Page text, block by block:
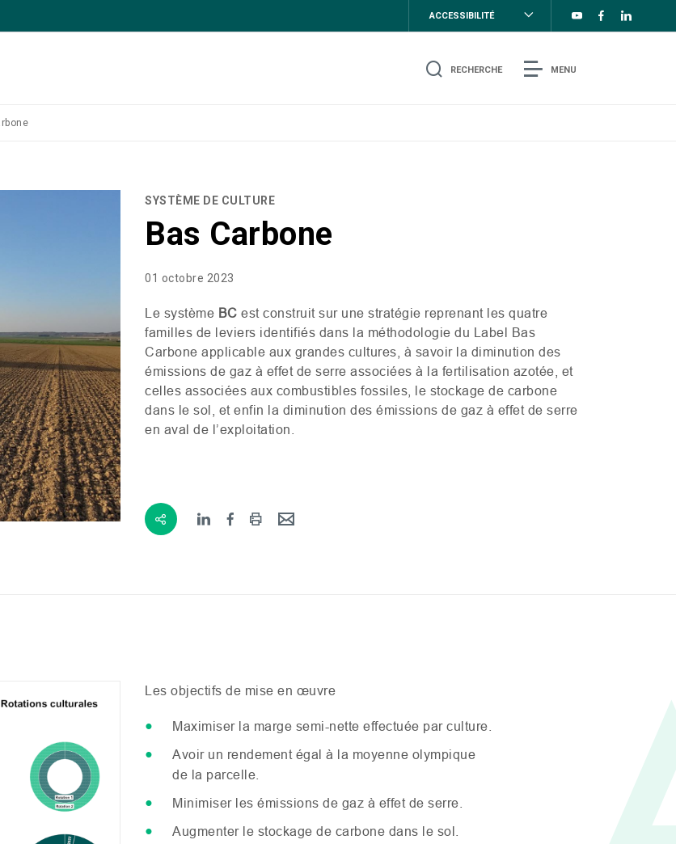
ACCESSIBILITÉ
RECHERCHE MENU
SYSTÈME DE CULTURE
Bas Carbone
01 octobre 2023
Le système BC est construit sur une stratégie reprenant les quatre
familles de leviers identifiés dans la méthodologie du Label Bas
Carbone applicable aux grandes cultures, à savoir la diminution des
émissions de gaz à effet de serre associées à la fertilisation azotée, et
celles associées aux combustibles fossiles, le stockage de carbone
dans le sol, et enfin la diminution des émissions de gaz à effet de serre
en aval de l’exploitation.
Les objectifs de mise en œuvre
Maximiser la marge semi-nette effectuée par culture.
Avoir un rendement égal à la moyenne olympique
de la parcelle.
Minimiser les émissions de gaz à effet de serre.
Augmenter le stockage de carbone dans le sol.